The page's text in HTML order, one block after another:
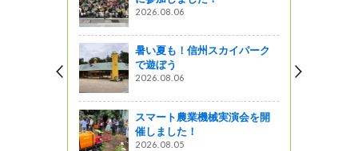
2026.08.06
暑い夏も！信州スカイパーク
で遊ぼう
2026.08.06
スマート農業機械実演会を開
催しました！
2026.08.05